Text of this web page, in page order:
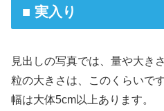
■ 実入り
見出しの写真では、量や大き
粒の大きさは、このくらいです
幅は大体5cm以上あります。